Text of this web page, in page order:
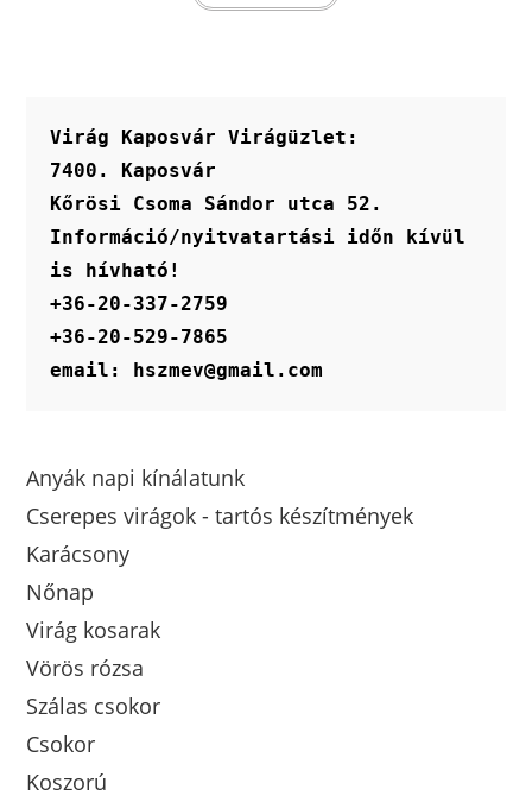
Virág Kaposvár Virágüzlet:
7400. Kaposvár
Kőrösi Csoma Sándor utca 52.
Információ/nyitvatartási időn kívül
is hívható!
+36-20-337-2759
+36-20-529-7865
email: hszmev@gmail.com
Anyák napi kínálatunk
Cserepes virágok - tartós készítmények
Karácsony
Nőnap
Virág kosarak
Vörös rózsa
Szálas csokor
Csokor
Koszorú